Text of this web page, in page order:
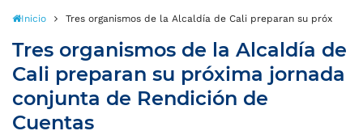
Inicio Tres organismos de la Alcaldía de Cali preparan su próxima
Tres organismos de la Alcaldía de
Cali preparan su próxima jornada
conjunta de Rendición de
Cuentas